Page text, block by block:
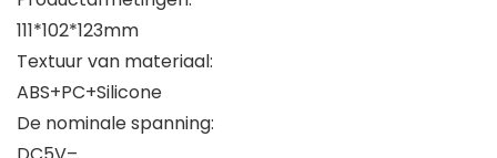
111*102*123mm
Textuur van materiaal:
ABS+PC+Silicone
De nominale spanning: